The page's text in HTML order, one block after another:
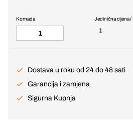
Jedinična cijena /
1
Komada
Dostava u roku od 24 do 48 sati
Garancija i zamjena
Sigurna Kupnja